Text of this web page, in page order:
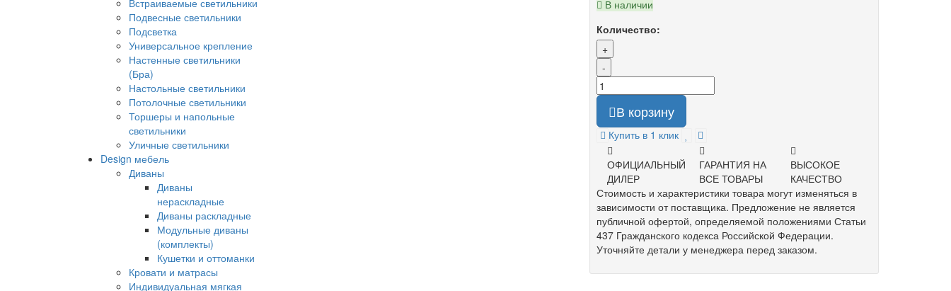
Подвесные светильники
Подсветка
Универсальное крепление
Настенные светильники
(Бра)
Настольные светильники
Потолочные светильники
Торшеры и напольные
светильники
Уличные светильники
Design мебель
Диваны
Диваны
нераскладные
Диваны раскладные
Модульные диваны
(комплекты)
Кушетки и оттоманки
Кровати и матрасы
Индивидуальная мягкая
В наличии
Количество:
+
-
В корзину
Купить в 1 клик
ОФИЦИАЛЬНЫЙ
ДИЛЕР
ГАРАНТИЯ НА
ВСЕ ТОВАРЫ
ВЫСОКОЕ
КАЧЕСТВО
Стоимость и характеристики товара могут изменяться в
зависимости от поставщика. Предложение не является
публичной офертой, определяемой положениями Статьи
437 Гражданского кодекса Российской Федерации.
Уточняйте детали у менеджера перед заказом.